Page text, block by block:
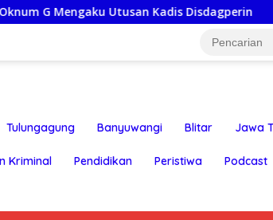
Utusan Kadis Disdagperin Jaga
Tulungagung Banyuwangi Blitar Jawa
Kriminal Pendidikan Peristiwa Podcast